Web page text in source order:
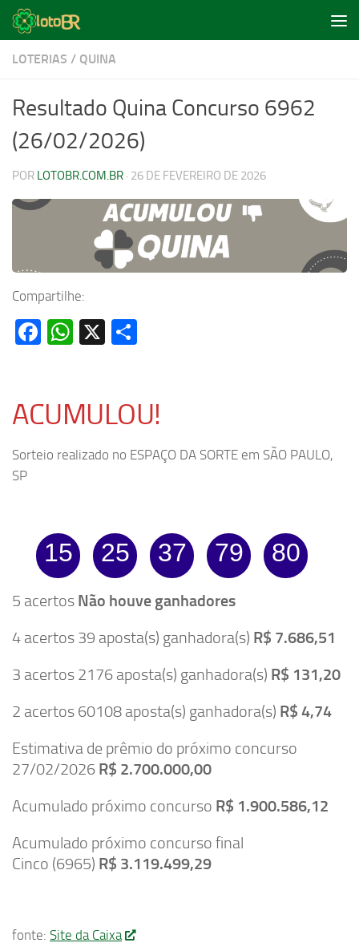
Skip to content
LOTERIAS / QUINA
Resultado Quina Concurso 6962
(26/02/2026)
POR LOTOBR.COM.BR · 26 DE FEVEREIRO DE 2026
Compartilhe:
Facebook
WhatsApp
X
ACUMULOU!
Sorteio realizado no ESPAÇO DA SORTE em SÃO PAULO,
SP
15 25 37 79 80
5 acertos Não houve ganhadores
4 acertos 39 aposta(s) ganhadora(s) R$ 7.686,51
3 acertos 2176 aposta(s) ganhadora(s) R$ 131,20
2 acertos 60108 aposta(s) ganhadora(s) R$ 4,74
Estimativa de prêmio do próximo concurso
27/02/2026 R$ 2.700.000,00
Acumulado próximo concurso R$ 1.900.586,12
Acumulado próximo concurso final
Cinco (6965) R$ 3.119.499,29
fonte: Site da Caixa